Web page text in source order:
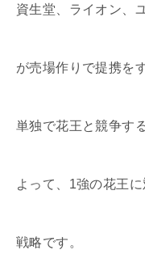
資生堂、ライオン、
が売場作りで提携を
単独で花王と競争す
よって、1強の花王
戦略です。